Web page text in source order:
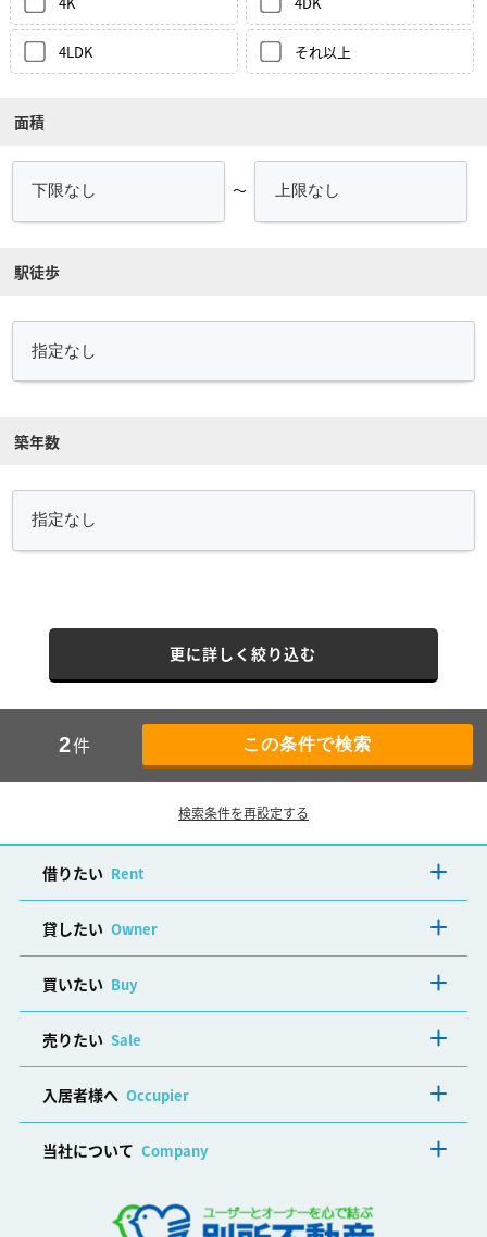
4LDK それ以上
面積
～
駅徒歩
築年数
更に詳しく絞り込む
2件
検索条件を再設定する
借りたい Rent
貸したい Owner
買いたい Buy
売りたい Sale
入居者様へ Occupier
当社について Company